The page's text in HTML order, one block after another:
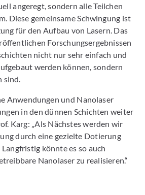
angeregt, sondern alle Teilchen
Diese gemeinsame Schwingung ist
für den Aufbau von Lasern. Das
Forschungsergebnissen
nicht nur sehr einfach und
werden können, sondern
sind.
Anwendungen und Nanolaser
in den dünnen Schichten weiter
Karg: „Als Nächstes werden wir
durch eine gezielte Dotierung
könnte es so auch
Nanolaser zu realisieren.“